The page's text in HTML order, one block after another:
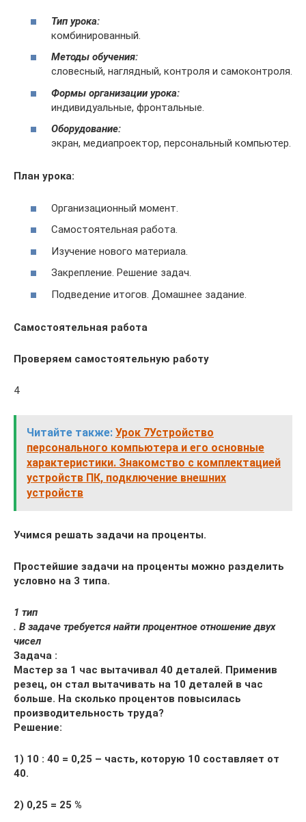
Тип урока:
комбинированный.
Методы обучения:
словесный, наглядный, контроля и самоконтроля.
Формы организации урока:
индивидуальные, фронтальные.
Оборудование:
экран, медиапроектор, персональный компьютер.
План урока:
Организационный момент.
Самостоятельная работа.
Изучение нового материала.
Закрепление. Решение задач.
Подведение итогов. Домашнее задание.
Самостоятельная работа
Проверяем самостоятельную работу
4
Читайте также: Урок 7Устройство
персонального компьютера и его основные
характеристики. Знакомство с комплектацией
устройств ПК, подключение внешних
устройств
Учимся решать задачи на проценты.
Простейшие задачи на проценты можно разделить
условно на 3 типа.
1 тип
. В задаче требуется найти процентное отношение двух
чисел
Задача :
Мастер за 1 час вытачивал 40 деталей. Применив
резец, он стал вытачивать на 10 деталей в час
больше. На сколько процентов повысилась
производительность труда?
Решение:
1) 10 : 40 = 0,25 – часть, которую 10 составляет от
40.
2) 0,25 = 25 %